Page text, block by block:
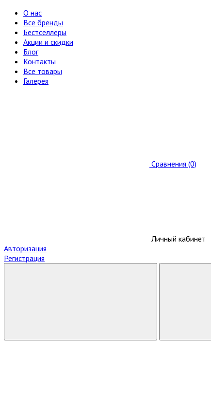
О нас
Все бренды
Бестселлеры
Акции и скидки
Блог
Контакты
Все товары
Галерея
Сравнения (0)
Личный кабинет
Авторизация
Регистрация